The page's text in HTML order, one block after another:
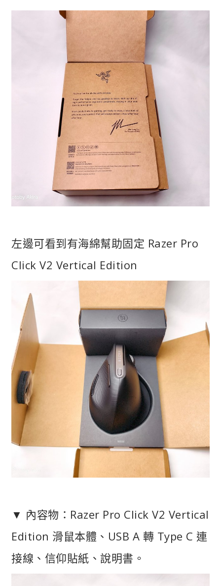
左邊可看到有海綿幫助固定 Razer Pro
Click V2 Vertical Edition
▼ 內容物：Razer Pro Click V2 Vertical
Edition 滑鼠本體、USB A 轉 Type C 連
接線、信仰貼紙、說明書。